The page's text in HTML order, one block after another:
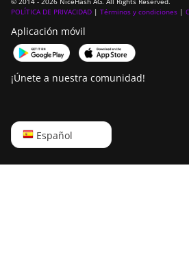
POLÍTICA DE PRIVACIDAD | Términos y condiciones |
Aplicación móvil
¡Únete a nuestra comunidad!
Español
English